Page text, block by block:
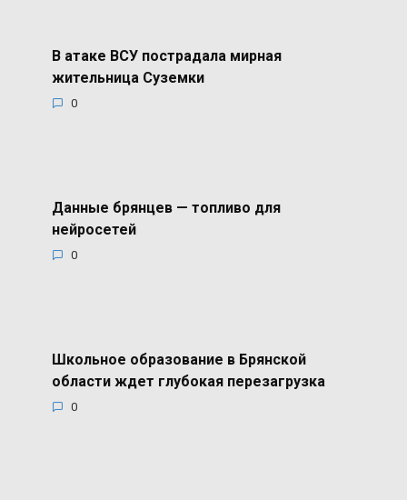
В атаке ВСУ пострадала мирная
жительница Суземки
0
Данные брянцев — топливо для
нейросетей
0
Школьное образование в Брянской
области ждет глубокая перезагрузка
0